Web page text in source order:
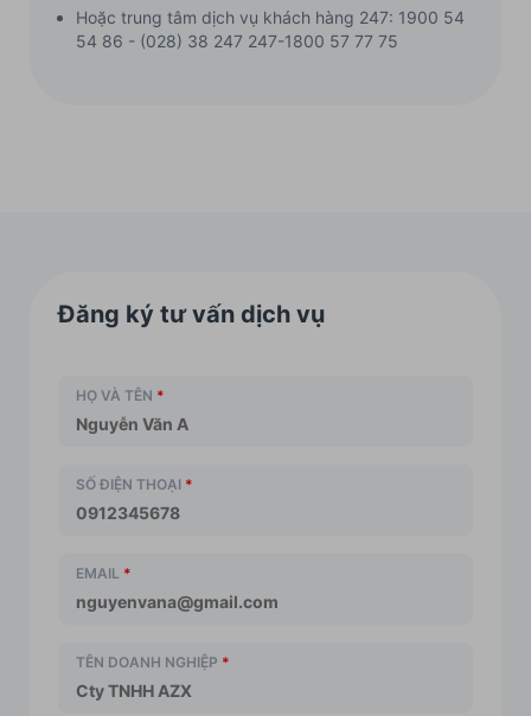
Hoặc trung tâm dịch vụ khách hàng 247: 1900 54
54 86 - (028) 38 247 247-1800 57 77 75
Đăng ký tư vấn dịch vụ
HỌ VÀ TÊN *
SỐ ĐIỆN THOẠI *
EMAIL *
TÊN DOANH NGHIỆP *